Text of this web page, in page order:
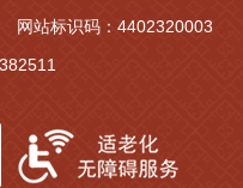
网站标识码：4402320003